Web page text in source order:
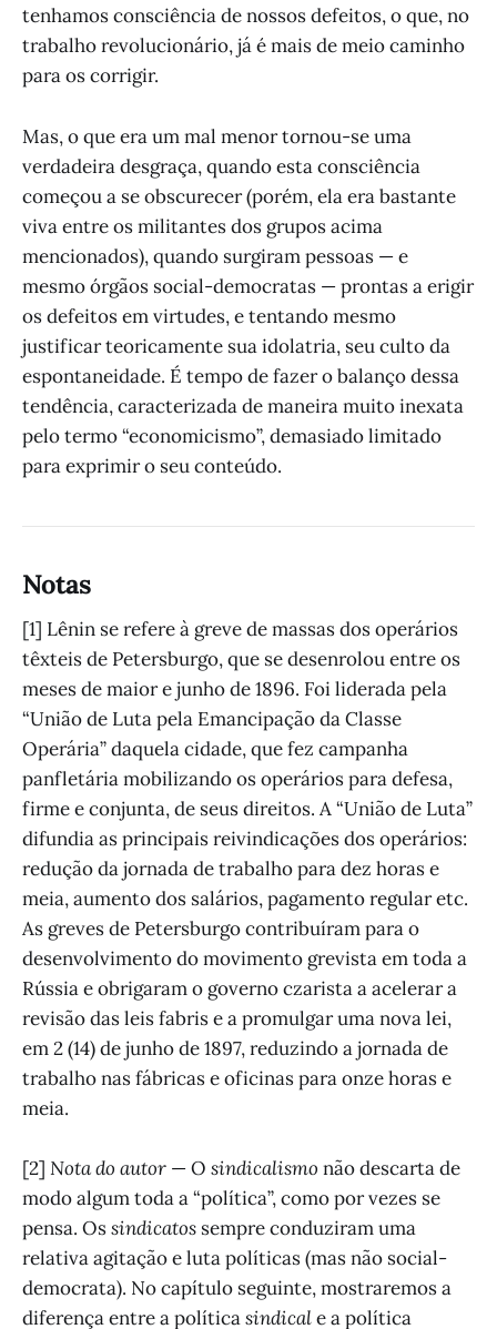
tenhamos consciência de nossos defeitos, o que, no
trabalho revolucionário, já é mais de meio caminho
para os corrigir.
Mas, o que era um mal menor tornou-se uma
verdadeira desgraça, quando esta consciência
começou a se obscurecer (porém, ela era bastante
viva entre os militantes dos grupos acima
mencionados), quando surgiram pessoas — e
mesmo órgãos social-democratas — prontas a erigir
os defeitos em virtudes, e tentando mesmo
justificar teoricamente sua idolatria, seu culto da
espontaneidade. É tempo de fazer o balanço dessa
tendência, caracterizada de maneira muito inexata
pelo termo “economicismo”, demasiado limitado
para exprimir o seu conteúdo.
Notas
[1] Lênin se refere à greve de massas dos operários
têxteis de Petersburgo, que se desenrolou entre os
meses de maior e junho de 1896. Foi liderada pela
“União de Luta pela Emancipação da Classe
Operária” daquela cidade, que fez campanha
panfletária mobilizando os operários para defesa,
firme e conjunta, de seus direitos. A “União de Luta”
difundia as principais reivindicações dos operários:
redução da jornada de trabalho para dez horas e
meia, aumento dos salários, pagamento regular etc.
As greves de Petersburgo contribuíram para o
desenvolvimento do movimento grevista em toda a
Rússia e obrigaram o governo czarista a acelerar a
revisão das leis fabris e a promulgar uma nova lei,
em 2 (14) de junho de 1897, reduzindo a jornada de
trabalho nas fábricas e oficinas para onze horas e
meia.
[2] Nota do autor — O sindicalismo não descarta de
modo algum toda a “política”, como por vezes se
pensa. Ossindicatos sempre conduziram uma
relativa agitação e luta políticas (mas não social-
democrata). No capítulo seguinte, mostraremos a
diferença entre a políticasindicale a política